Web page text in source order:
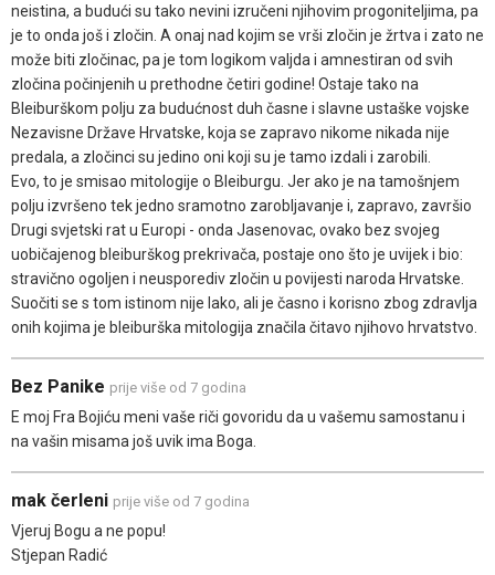
neistina, a budući su tako nevini izručeni njihovim progoniteljima, pa
je to onda još i zločin. A onaj nad kojim se vrši zločin je žrtva i zato ne
može biti zločinac, pa je tom logikom valjda i amnestiran od svih
zločina počinjenih u prethodne četiri godine! Ostaje tako na
Bleiburškom polju za budućnost duh časne i slavne ustaške vojske
Nezavisne Države Hrvatske, koja se zapravo nikome nikada nije
predala, a zločinci su jedino oni koji su je tamo izdali i zarobili.
Evo, to je smisao mitologije o Bleiburgu. Jer ako je na tamošnjem
polju izvršeno tek jedno sramotno zarobljavanje i, zapravo, završio
Drugi svjetski rat u Europi - onda Jasenovac, ovako bez svojeg
uobičajenog bleiburškog prekrivača, postaje ono što je uvijek i bio:
stravično ogoljen i neusporediv zločin u povijesti naroda Hrvatske.
Suočiti se s tom istinom nije lako, ali je časno i korisno zbog zdravlja
onih kojima je bleiburška mitologija značila čitavo njihovo hrvatstvo.
Bez Panike prije više od 7 godina
E moj Fra Bojiću meni vaše riči govoridu da u vašemu samostanu i
na vašin misama još uvik ima Boga.
mak čerleni prije više od 7 godina
Vjeruj Bogu a ne popu!
Stjepan Radić